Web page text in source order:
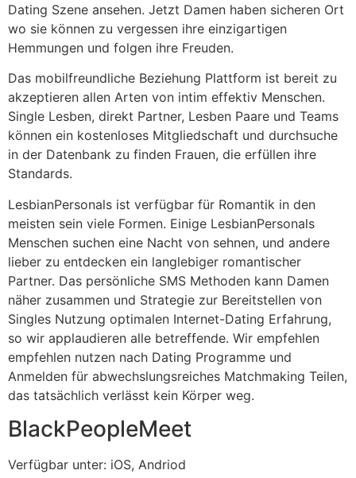
Dating Szene ansehen. Jetzt Damen haben sicheren Ort
wo sie können zu vergessen ihre einzigartigen
Hemmungen und folgen ihre Freuden.
Das mobilfreundliche Beziehung Plattform ist bereit zu
akzeptieren allen Arten von intim effektiv Menschen.
Single Lesben, direkt Partner, Lesben Paare und Teams
können ein kostenloses Mitgliedschaft und durchsuche
in der Datenbank zu finden Frauen, die erfüllen ihre
Standards.
LesbianPersonals ist verfügbar für Romantik in den
meisten sein viele Formen. Einige LesbianPersonals
Menschen suchen eine Nacht von sehnen, und andere
lieber zu entdecken ein langlebiger romantischer
Partner. Das persönliche SMS Methoden kann Damen
näher zusammen und Strategie zur Bereitstellen von
Singles Nutzung optimalen Internet-Dating Erfahrung,
so wir applaudieren alle betreffende. Wir empfehlen
empfehlen nutzen nach Dating Programme und
Anmelden für abwechslungsreiches Matchmaking Teilen,
das tatsächlich verlässt kein Körper weg.
BlackPeopleMeet
Verfügbar unter: iOS, Andriod